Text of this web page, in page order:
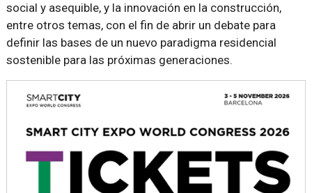
social y asequible, y la innovación en la construcción,
entre otros temas, con el fin de abrir un debate para
definir las bases de un nuevo paradigma residencial
sostenible para las próximas generaciones.